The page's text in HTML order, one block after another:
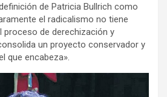
de Patricia Bullrich como
el radicalismo no tiene
proceso de derechización y
un proyecto conservador y
que encabeza».